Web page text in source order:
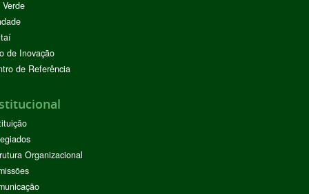
de Inovação
de Referência
Organizacional